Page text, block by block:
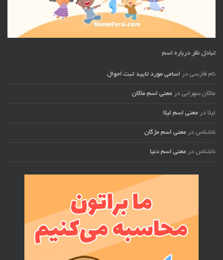
تبادل نظر درباره اسم
نام فارسی در اسامی مورد تایید ثبت احوال
ماکان سهرابی در معنی اسم ماکان
لیلا در معنی اسم لیلا
ناشناس در معنی اسم مژگان
ناشناس در معنی اسم دنیا